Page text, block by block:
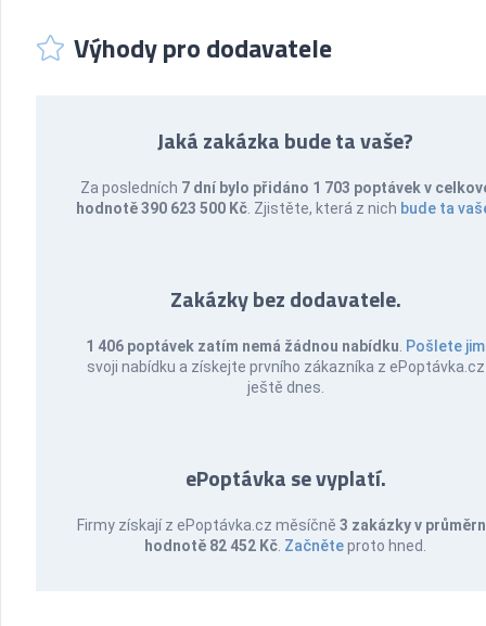
Výhody pro dodavatele
Jaká zakázka bude ta vaše?
Za posledních 7 dní bylo přidáno 1 703 poptávek v
hodnotě 390 623 500 Kč . Zjistěte, která z nich bude ta
Zakázky bez dodavatele.
1 406 poptávek zatím nemá žádnou nabídku Pošlete jim
svoji nabídku a získejte prvního zákazníka z ePoptávka.cz
ještě dnes.
ePoptávka se vyplatí.
Firmy získají z ePoptávka.cz měsíčně 3 zakázky v
hodnotě 82 452 Kč Začněteproto hned.